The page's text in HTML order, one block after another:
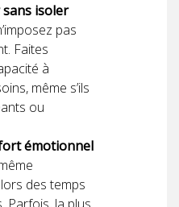
isoler
pas
Faites
à
même s’ils
ou
émotionnel
des temps